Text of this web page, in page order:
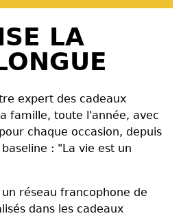
LA
expert des cadeaux
famille, toute l'année, avec
chaque occasion, depuis
: "La vie est un
réseau francophone de
dans les cadeaux